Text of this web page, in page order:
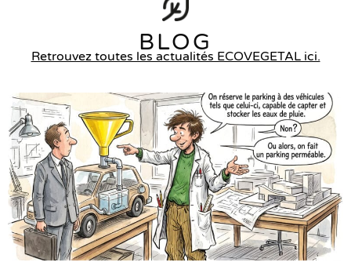
BLOG
Retrouvez toutes les actualités ECOVEGETAL ici.